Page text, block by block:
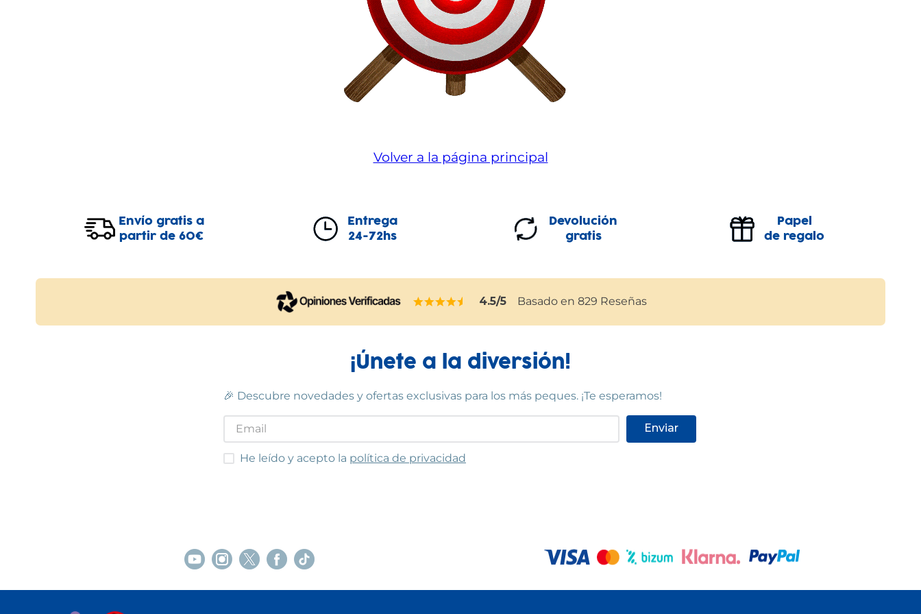
Volver a la página principal
Envío gratis a
partir de 60€
Entrega
24-72hs
Devolución
gratis
Papel
de regalo
4.5/5 Basado en 829 Reseñas
¡Únete a la diversión!
🎉 Descubre novedades y ofertas exclusivas para los más peques. ¡Te esperamos!
Enviar
He leído y acepto las condiciones
He leído y acepto la política de privacidad